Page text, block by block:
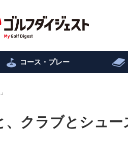
コース・プレー
、クラブとシュー